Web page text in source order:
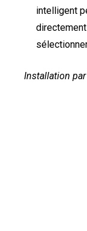
intelligent
Installation